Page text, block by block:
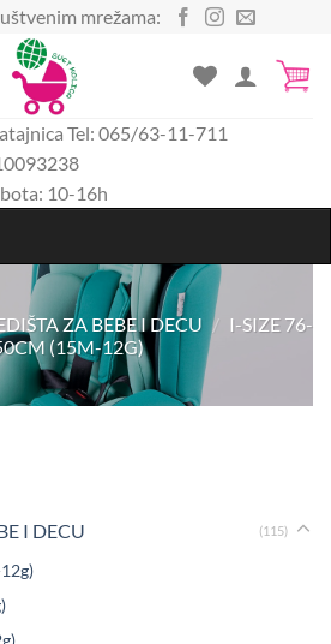
mrežama:
Tel: 065/63-11-711
10-16h
ZA BEBE I DECU / I-SIZE 76-
(15M-12G)
I DECU (115)